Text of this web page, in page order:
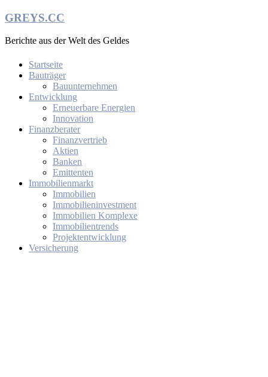
Zum
springen
GREYS.CC
Berichte aus der Welt des Geldes
Startseite
Bauträger
Bauunternehmen
Entwicklung
Erneuerbare Energien
Innovation
Finanzberater
Finanzvertrieb
Aktien
Banken
Emittenten
Immobilienmarkt
Immobilien
Immobilieninvestment
Immobilien Komplexe
Immobilientrends
Projektentwicklung
Versicherung